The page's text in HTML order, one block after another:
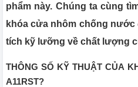
phẩm này. Chúng ta cùng
khóa cửa nhôm chống
tích kỹ lưỡng về chất lượng
THÔNG SỐ KỸ THUẬT CỦA
A11RST?